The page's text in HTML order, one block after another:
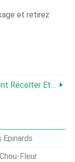
et retirez
Et Conserver Le Gombo
Fleur